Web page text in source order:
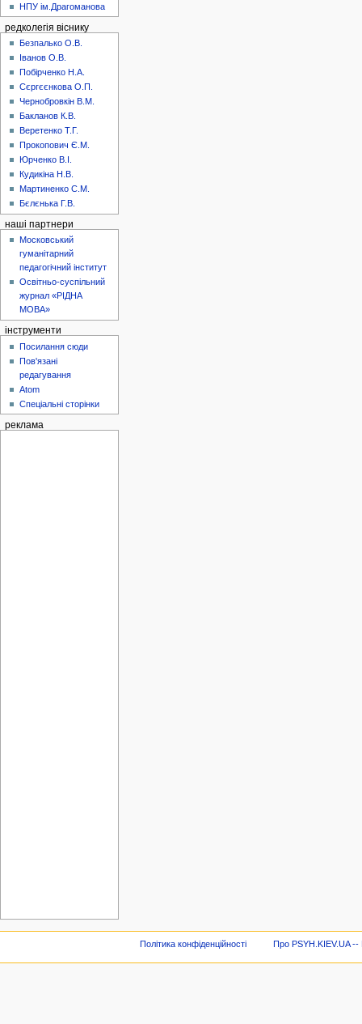
НПУ ім.Драгоманова
редколегія віснику
Безпалько О.В.
Іванов О.В.
Побірченко Н.А.
Сєргєєнкова О.П.
Чернобровкін В.М.
Бакланов К.В.
Веретенко Т.Г.
Прокопович Є.М.
Юрченко В.І.
Кудикіна Н.В.
Мартиненко С.М.
Бєлєнька Г.В.
наші партнери
Московський
гуманітарний
педагогічний інститут
Освітньо-суспільний
журнал «РІДНА
МОВА»
інструменти
Посилання сюди
Пов'язані
редагування
Atom
Спеціальні сторінки
реклама
Політика конфіденційності Про PSYH.KIEV.UA --